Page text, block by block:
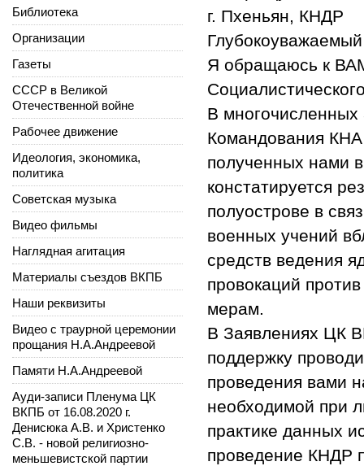
г. Пхеньян, КНДР
Я обращаюсь к
В
Командования
полученных нами
констатируется
полуострове в
военных учений
средств ведения
провокаций
мерам.
В Заявлениях ЦК
поддержку
проведения вами
необходимой при
практике данных
проведение КНДР
Библиотека
Организации
Газеты
СССР в Великой
Отечественной войне
Рабочее движение
Идеология, экономика,
политика
Советская музыка
Видео фильмы
Наглядная агитация
Материалы съездов ВКПБ
Наши реквизиты
Видео с траурной церемонии
прощания Н.А.Андреевой
Памяти Н.А.Андреевой
Ауди-записи Пленума ЦК
ВКПБ от 16.08.2020 г.
Денисюка А.В. и Христенко
С.В. - новой религиозно-
меньшевистской партии